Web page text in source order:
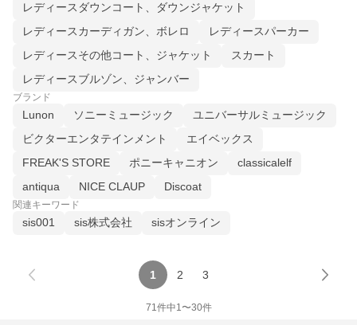
レディースダウンコート、ダウンジャケット
レディースカーディガン、ボレロ
レディースパーカー
レディースその他コート、ジャケット
スカート
レディースブルゾン、ジャンバー
ブランド
Lunon ソニーミュージック
ユニバーサルミュージック
ビクターエンタテインメント
エイベックス
FREAK'S STORE
ポニーキャニオン
classicalelf
antiqua
NICE CLAUP Discoat
関連キーワード
sis001 sis株式会社 sisオンライン
1 2 3
71件中1〜30件